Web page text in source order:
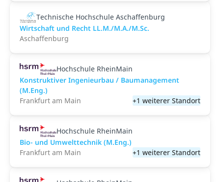
Technische Hochschule Aschaffenburg
Wirtschaft und Recht LL.M./M.A./M.Sc.
Aschaffenburg
Hochschule RheinMain
Konstruktiver Ingenieurbau / Baumanagement
(M.Eng.)
Frankfurt am Main
+1 weiterer Standort
Hochschule RheinMain
Bio- und Umwelttechnik (M.Eng.)
Frankfurt am Main
+1 weiterer Standort